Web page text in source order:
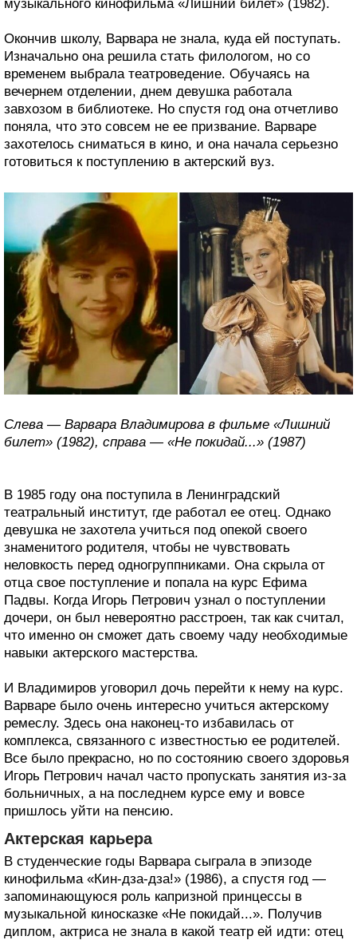
музыкального кинофильма «Лишний билет» (1982).
Окончив школу, Варвара не знала, куда ей поступать.
Изначально она решила стать филологом, но со
временем выбрала театроведение. Обучаясь на
вечернем отделении, днем девушка работала
завхозом в библиотеке. Но спустя год она отчетливо
поняла, что это совсем не ее призвание. Варваре
захотелось сниматься в кино, и она начала серьезно
готовиться к поступлению в актерский вуз.
Слева — Варвара Владимирова в фильме «Лишний
билет» (1982), справа — «Не покидай...» (1987)
В 1985 году она поступила в Ленинградский
театральный институт, где работал ее отец. Однако
девушка не захотела учиться под опекой своего
знаменитого родителя, чтобы не чувствовать
неловкость перед одногруппниками. Она скрыла от
отца свое поступление и попала на курс Ефима
Падвы. Когда Игорь Петрович узнал о поступлении
дочери, он был невероятно расстроен, так как считал,
что именно он сможет дать своему чаду необходимые
навыки актерского мастерства.
И Владимиров уговорил дочь перейти к нему на курс.
Варваре было очень интересно учиться актерскому
ремеслу. Здесь она наконец-то избавилась от
комплекса, связанного с известностью ее родителей.
Все было прекрасно, но по состоянию своего здоровья
Игорь Петрович начал часто пропускать занятия из-за
больничных, а на последнем курсе ему и вовсе
пришлось уйти на пенсию.
Актерская карьера
В студенческие годы Варвара сыграла в эпизоде
кинофильма «Кин-дза-дза!» (1986), а спустя год —
запоминающуюся роль капризной принцессы в
музыкальной киносказке «Не покидай...». Получив
диплом, актриса не знала в какой театр ей идти: отец